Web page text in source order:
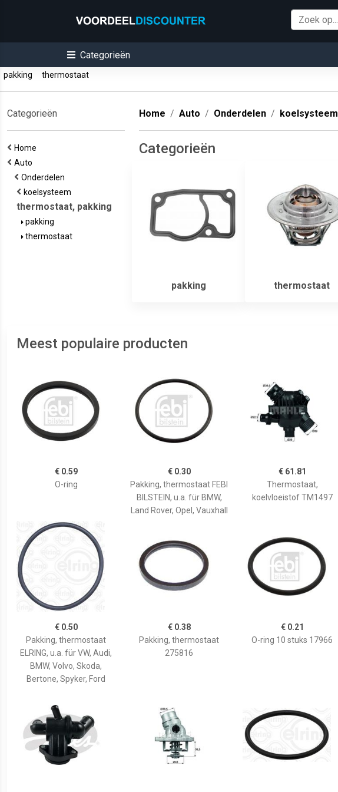
Categorieën
pakking thermostaat
Categorieën
Home
Auto
Onderdelen
koelsysteem
thermostaat, pakking
pakking
thermostaat
Home Auto Onderdelen koelsysteem
Categorieën
pakking thermostaat
Meest populaire producten
€ 0.59
O-ring
€ 0.30
Pakking, thermostaat FEBI
BILSTEIN, u.a. für BMW,
Land Rover, Opel, Vauxhall
€ 61.81
Thermostaat,
koelvloeistof TM1497
€ 0.50
Pakking, thermostaat
ELRING, u.a. für VW, Audi,
BMW, Volvo, Skoda,
Bertone, Spyker, Ford
€ 0.38
Pakking, thermostaat
275816
€ 0.21
O-ring 10 stuks 17966